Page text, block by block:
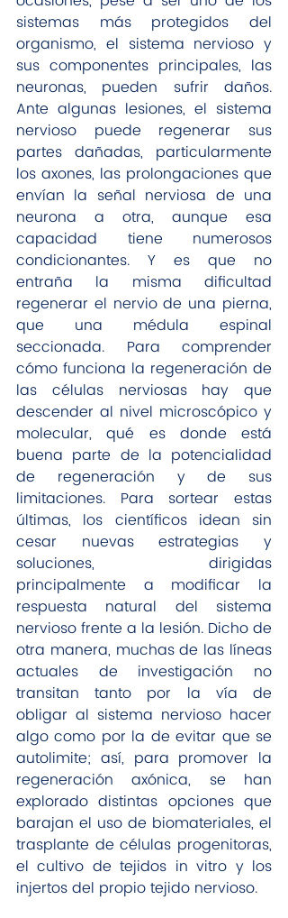
sistemas más protegidos del
organismo, el sistema nervioso y
sus componentes principales, las
neuronas, pueden sufrir daños.
Ante algunas lesiones, el sistema
nervioso puede regenerar sus
partes dañadas, particularmente
los axones, las prolongaciones que
envían la señal nerviosa de una
neurona a otra, aunque esa
capacidad tiene numerosos
condicionantes. Y es que no
entraña la misma dificultad
regenerar el nervio de una pierna,
que una médula espinal
seccionada. Para comprender
cómo funciona la regeneración de
las células nerviosas hay que
descender al nivel microscópico y
molecular, qué es donde está
buena parte de la potencialidad
de regeneración y de sus
limitaciones. Para sortear estas
últimas, los científicos idean sin
cesar nuevas estrategias y
soluciones, dirigidas
principalmente a modificar la
respuesta natural del sistema
nervioso frente a la lesión. Dicho de
otra manera, muchas de las líneas
actuales de investigación no
transitan tanto por la vía de
obligar al sistema nervioso hacer
algo como por la de evitar que se
autolimite; así, para promover la
regeneración axónica, se han
explorado distintas opciones que
barajan el uso de biomateriales, el
trasplante de células progenitoras,
el cultivo de tejidos in vitro y los
injertos del propio tejido nervioso.